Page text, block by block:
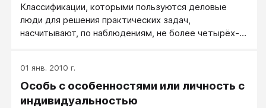
психология групповых различий (различия мужской
и женской психологии, различия расовые,
национальные и культурные).
Классификации, которыми пользуются деловые
люди для решения практических задач,
насчитывают, по наблюдениям, не более четырёх-
есть в данном коллективе – четыре-пять типажей
назовут бойко, а затем начинают запинаться.
Забывают... Классификации в более чем 4-5
01 янв. 2010 г.
Особь с особенностями или личность с
индивидуальностью